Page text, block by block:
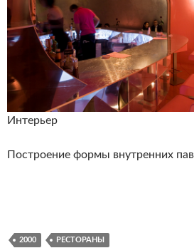
Интерьер
Построение формы внутренних
2000 РЕСТОРАНЫ